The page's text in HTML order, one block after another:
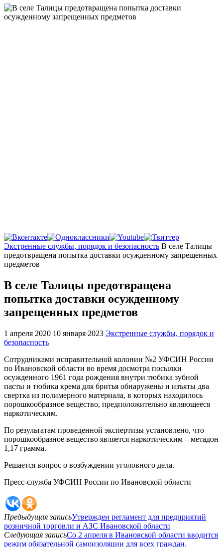
Главная
Экстренные службы, порядок и безопасность В селе Талицы
предотвращена попытка доставки осужденному запрещенных
предметов
В селе Талицы предотвращена
попытка доставки осужденному
запрещенных предметов
1 апреля 2020 10 января 2023 Экстренные службы, порядок и
безопасность
Сотрудниками исправительной колонии №2 УФСИН России
по Ивановской области во время досмотра посылки
осужденного 1961 года рождения внутри тюбика зубной
пасты и тюбика крема для бритья обнаружены и изъяты два
свертка из полимерного материала, в которых находилось
порошкообразное вещество, предположительно являющееся
наркотическим.
По результатам проведенной экспертизы установлено, что
порошкообразное вещество является наркотическим – метадон
1,17 грамма.
Решается вопрос о возбуждении уголовного дела.
Пресс-служба УФСИН России по Ивановской области
Предыдущая записьУтвержден регламент для предприятий
розничной торговли и АЗС Ивановской области
Следующая записьСо 2 апреля в Ивановской области вводится
режим обязательной самоизоляции для всех граждан.